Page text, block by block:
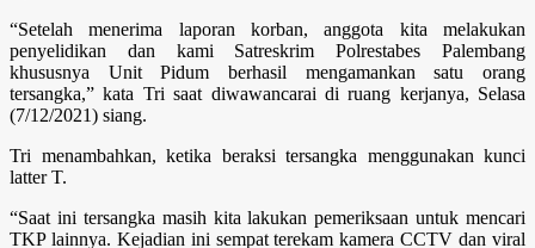
“Setelah menerima laporan korban, anggota kita melakukan
penyelidikan dan kami Satreskrim Polrestabes Palembang
khususnya Unit Pidum berhasil mengamankan satu orang
tersangka,” kata Tri saat diwawancarai di ruang kerjanya, Selasa
(7/12/2021) siang.
Tri menambahkan, ketika beraksi tersangka menggunakan kunci
latter T.
“Saat ini tersangka masih kita lakukan pemeriksaan untuk mencari
TKP lainnya. Kejadian ini sempat terekam kamera CCTV dan viral